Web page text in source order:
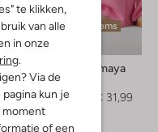
te klikken,
van alle
in onze
Via de
kun je
moment
of een
Laatste items
Studio Amaya
Pantalon
€ 79,99
€ 31,99